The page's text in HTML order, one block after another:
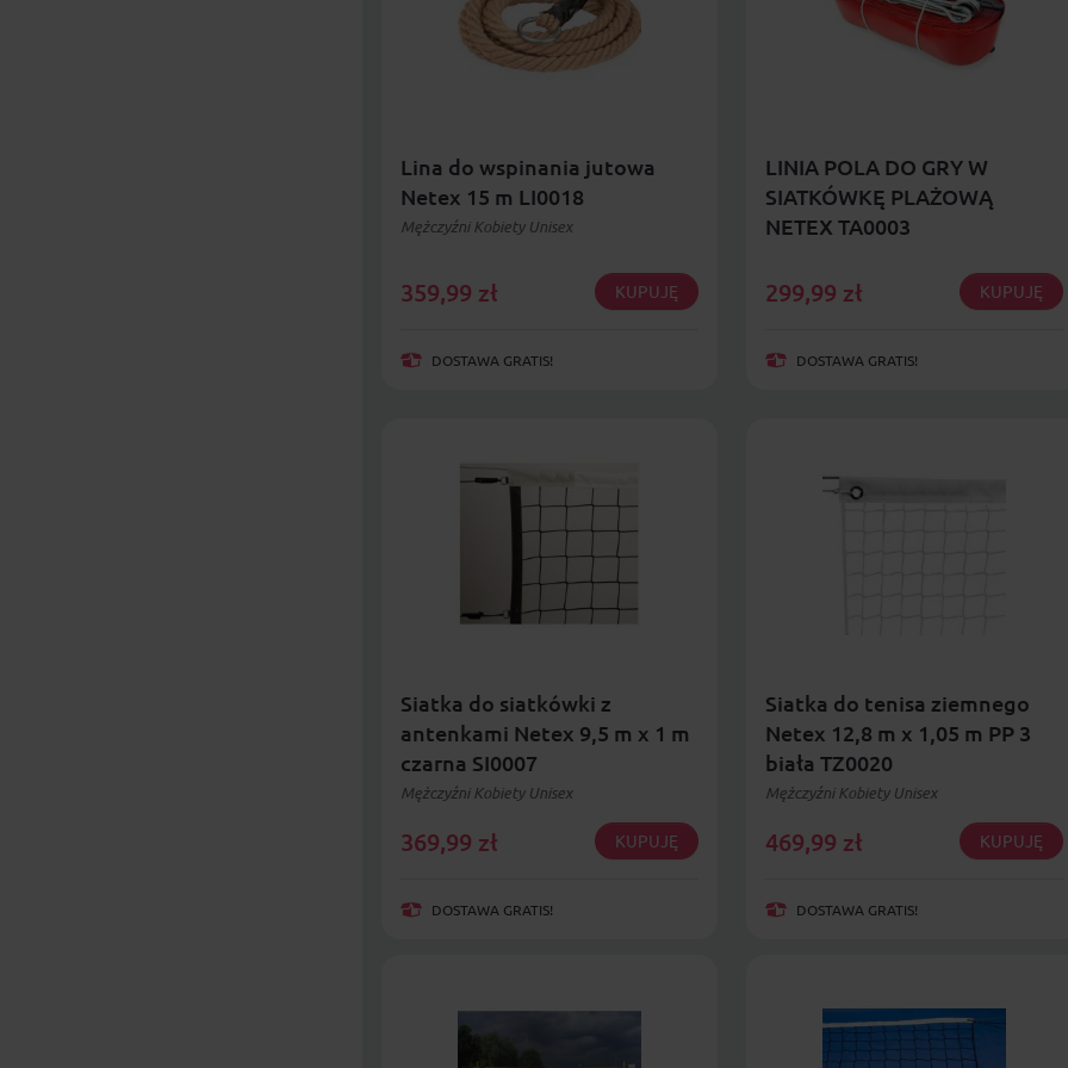
Lina do wspinania jutowa
Netex 15 m LI0018
Mężczyźni Kobiety Unisex
359,99 zł KUPUJĘ
DOSTAWA GRATIS!
LINIA POLA DO GRY W
SIATKÓWKĘ PLAŻOWĄ
NETEX TA0003
299,99 zł KUPUJĘ
DOSTAWA GRATIS!
Siatka do siatkówki z
antenkami Netex 9,5 m x 1 m
czarna SI0007
Mężczyźni Kobiety Unisex
369,99 zł KUPUJĘ
DOSTAWA GRATIS!
Siatka do tenisa ziemnego
Netex 12,8 m x 1,05 m PP 3
biała TZ0020
Mężczyźni Kobiety Unisex
469,99 zł KUPUJĘ
DOSTAWA GRATIS!